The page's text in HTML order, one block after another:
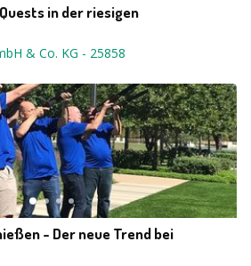
in der riesigen
& Co. KG - 25858
- Der neue Trend bei